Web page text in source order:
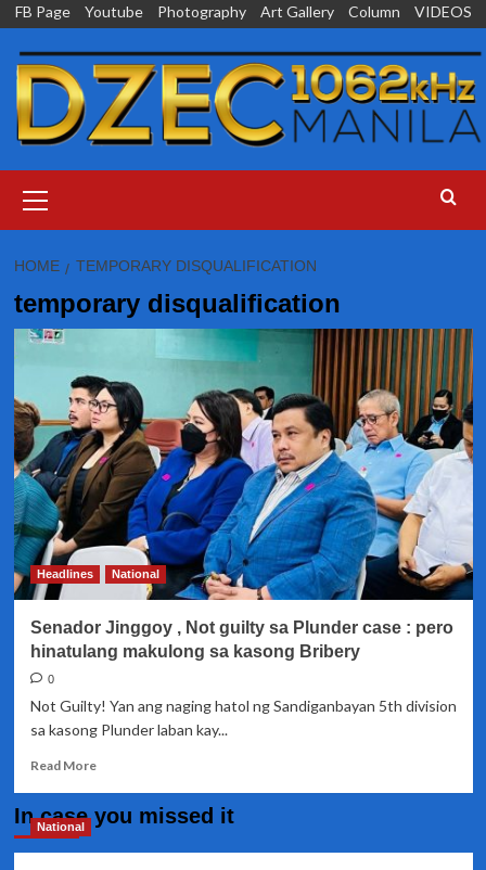
Skip
content
FB Page Youtube Photography Art Gallery Column VIDEOS
Menu
HOME TEMPORARY DISQUALIFICATION
temporary disqualification
Headlines National
Senador Jinggoy , Not guilty sa Plunder case : pero
hinatulang makulong sa kasong Bribery
0
Not Guilty! Yan ang naging hatol ng Sandiganbayan 5th division
sa kasong Plunder laban kay...
Read MoreRead
Senador
In case you missed it
National